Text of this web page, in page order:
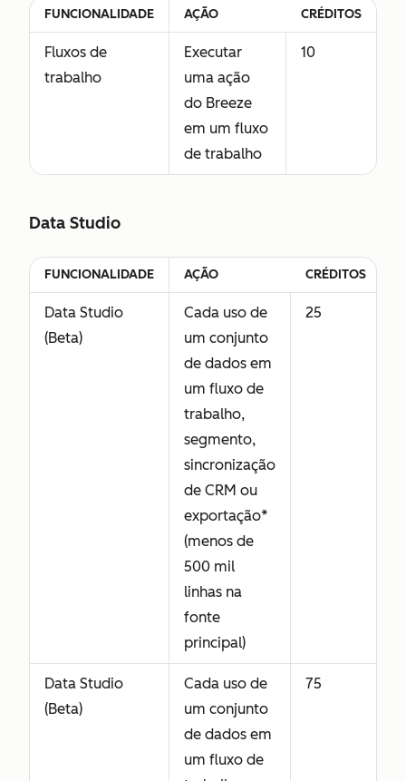
FUNCIONALIDADE AÇÃO CRÉDITOS
Fluxos de
trabalho
Executar
uma ação
do Breeze
em um fluxo
de trabalho
10
Data Studio
FUNCIONALIDADE AÇÃO CRÉDITOS
Data Studio
(Beta)
Cada uso de
um conjunto
de dados em
um fluxo de
trabalho,
segmento,
sincronização
de CRM ou
exportação*
(menos de
500 mil
linhas na
fonte
principal)
25
Data Studio
(Beta)
Cada uso de
um conjunto
de dados em
um fluxo de
75